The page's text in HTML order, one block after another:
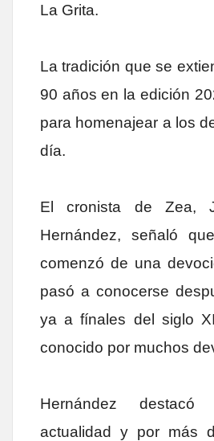
La Grita.
La tradición que se
90 años en la edición
para homenajear a los
día.
El cronista de Zea,
Hernández, señaló
comenzó de una
pasó a conocerse
ya a fínales del siglo
conocido por muchos
Hernández
actualidad y por más